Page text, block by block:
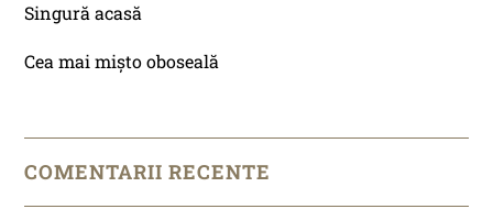
Singură acasă
Cea mai mișto oboseală
COMENTARII RECENTE